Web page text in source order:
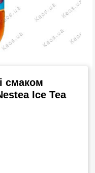
смаком
Ice Tea